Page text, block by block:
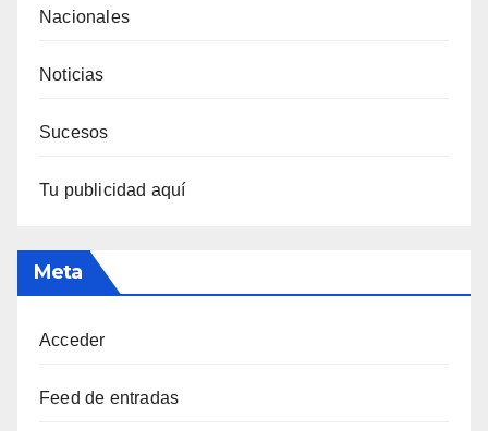
Nacionales
Noticias
Sucesos
Tu publicidad aquí
Meta
Acceder
Feed de entradas